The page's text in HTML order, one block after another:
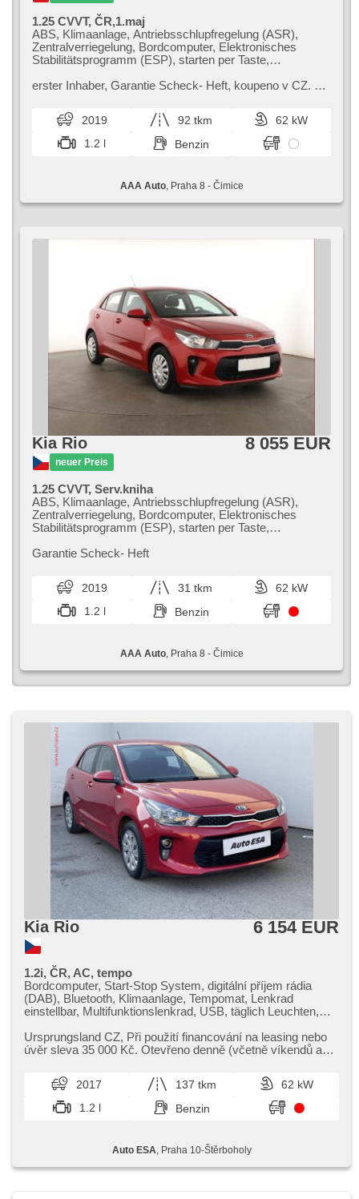
1.25 CVVT, ČR,1.maj
ABS, Klimaanlage, Antriebsschlupfregelung (ASR),
Zentralverriegelung, Bordcomputer, Elektronisches
Stabilitätsprogramm (ESP), starten per Taste,
Servolenkung, El. Seitenscheiben, Autoradio,
erster Inhaber,​ Garantie Scheck​- Heft,​ koupeno v CZ. Kia
a úsporným provozem. N...
2019 92 tkm
62 kW
1.2 l
Benzin
AAA Auto, Praha 8 - Čimice
Kia Rio
neuer Preis
8 055 EUR
1.25 CVVT, Serv.kniha
ABS, Klimaanlage, Antriebsschlupfregelung (ASR),
Zentralverriegelung, Bordcomputer, Elektronisches
Stabilitätsprogramm (ESP), starten per Taste,
Seitenscheiben, Autoradio, Handgetriebe
Garantie Scheck​- Heft
2019 31 tkm
62 kW
1.2 l
Benzin
AAA Auto, Praha 8 - Čimice
Kia Rio 6 154 EUR
1.2i, ČR, AC, tempo
Bordcomputer, Start-Stop System, digitální příjem rádia
(DAB), Bluetooth, Klimaanlage, Tempomat, Lenkrad
einstellbar, Multifunktionslenkrad, USB, täglich Leuchten,
Zentralverriegelung mit Funkfernbedienung, Elektronisches
Stabilitätsprogramm (ESP), Nebelscheinwerfer, ABS,
isofix, Wegfahrsperre
Ursprungsland CZ,​ Při použití financování na leasing nebo
úvěr sleva 35 000 Kč. Otevřeno denně (včetně víkendů a
2017 137 tkm
62 kW
1.2 l
Benzin
Auto ESA , Praha 10-Štěrboholy